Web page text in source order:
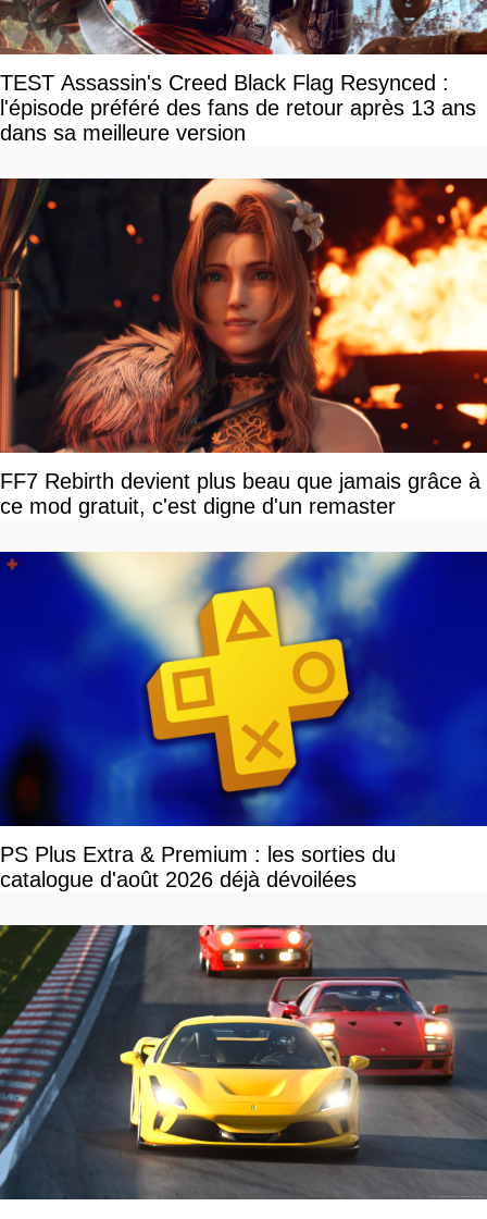
TEST Assassin's Creed Black Flag Resynced :
l'épisode préféré des fans de retour après 13 ans
dans sa meilleure version
FF7 Rebirth devient plus beau que jamais grâce à
ce mod gratuit, c'est digne d'un remaster
PS Plus Extra & Premium : les sorties du
catalogue d'août 2026 déjà dévoilées